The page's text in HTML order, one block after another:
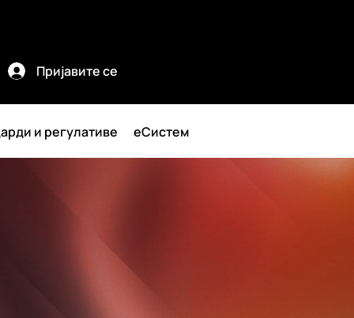
Пријавите се
и регулативе еСистем